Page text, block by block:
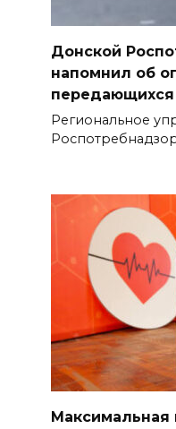
Донской
напомнил об
Региональное
Максимальная